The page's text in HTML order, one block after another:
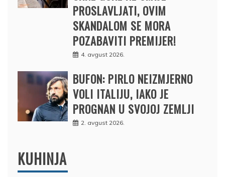
PROSLAVLJATI, OVIM
SKANDALOM SE MORA
POZABAVITI PREMIJER!
4. avgust 2026.
BUFON: PIRLO NEIZMJERNO
VOLI ITALIJU, IAKO JE
PROGNAN U SVOJOJ ZEMLJI
2. avgust 2026.
KUHINJA